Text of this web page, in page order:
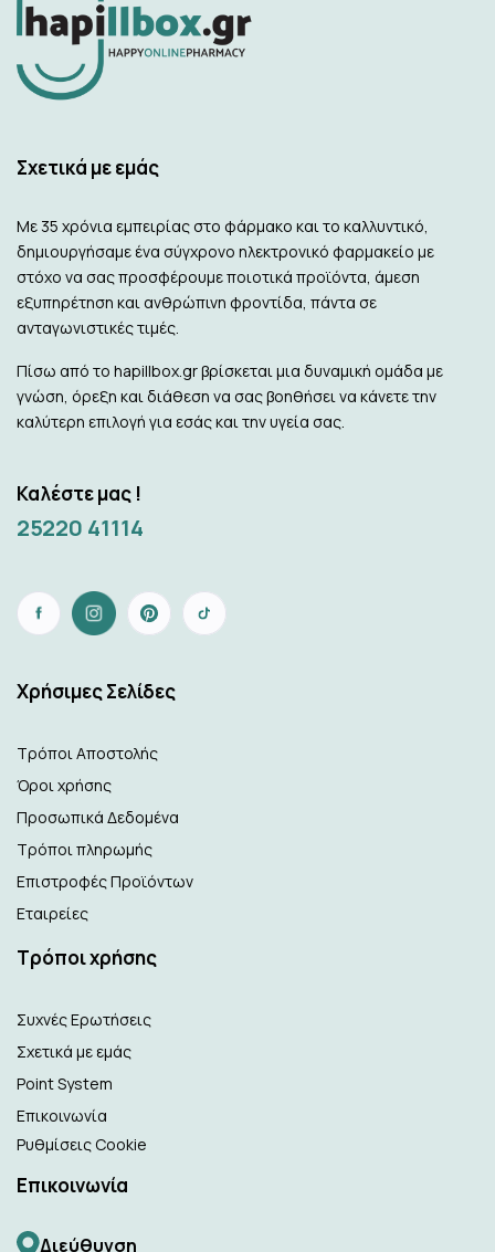
Σχετικά με εμάς
Με 35 χρόνια εμπειρίας στο φάρμακο και το καλλυντικό,
δημιουργήσαμε ένα σύγχρονο ηλεκτρονικό φαρμακείο με
στόχο να σας προσφέρουμε ποιοτικά προϊόντα, άμεση
εξυπηρέτηση και ανθρώπινη φροντίδα, πάντα σε
ανταγωνιστικές τιμές.
Πίσω από το hapillbox.gr βρίσκεται μια δυναμική ομάδα με
γνώση, όρεξη και διάθεση να σας βοηθήσει να κάνετε την
καλύτερη επιλογή για εσάς και την υγεία σας.
Καλέστε μας !
25220 41114
Xρήσιμες Σελίδες
Τρόποι Αποστολής
Όροι χρήσης
Προσωπικά Δεδομένα
Τρόποι πληρωμής
Επιστροφές Προϊόντων
Εταιρείες
Τρόποι χρήσης
Συχνές Ερωτήσεις
Σχετικά με εμάς
Point System
Επικοινωνία
Ρυθμίσεις Cookie
Επικοινωνία
Διεύθυνση